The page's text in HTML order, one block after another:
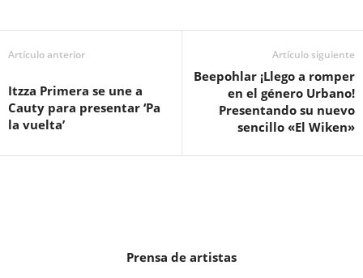
Artículo anterior
Itzza Primera se une a
Cauty para presentar ‘Pa
la vuelta’
Artículo siguiente
Beepohlar ¡Llego a romper
en el género Urbano!
Presentando su nuevo
sencillo «El Wiken»
Prensa de artistas